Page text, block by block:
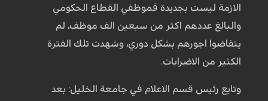
الازمة ليست بجديدة فموظفي القطاع الحكومي
والبالغ عددهم اكثر من سبعين الف موظف، لم
يتقاضوا اجورهم بشكل دوري، وشهدت تلك الفترة
الكثير من الاضرابات.
وتابع رئيس قسم الاعلام في جامعة الخليل: بعد